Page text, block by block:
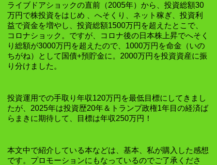
ライブドアショックの直前（2005年）から、投資総額30
万円で株投資をはじめ 、へそくり、ネット稼ぎ、投資利
益で資金を増やし、投資総額1500万円を超えたとこで、
コロナショック。ですが、コロナ後の日本株上昇でへそく
り総額が3000万円を超えたので、1000万円を命金（いの
ちがね）として国債+預貯金に。2000万円を投資資産に振
り分けました。
投資運用での手取り年収120万円を最低目標にしてきまし
たが、2025年は投資歴20年＆トランプ政権1年目の経済ば
らまきに期待して、目標は年収250万円！
本文中で紹介している本などは、基本、私が購入した感想
です。プロモーションにもなっているのでご了承くださ